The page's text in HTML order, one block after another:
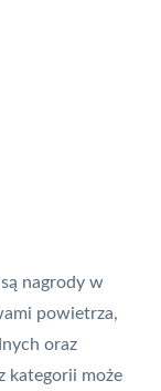
nagrody w
powietrza,
oraz
kategorii może